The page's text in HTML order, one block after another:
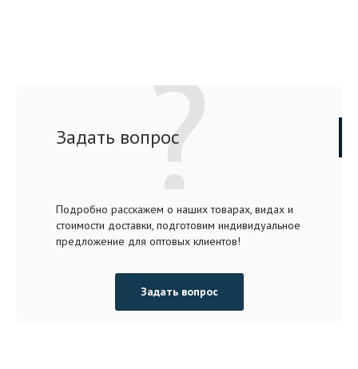
Задать вопрос
Подробно расскажем о наших товарах, видах и
стоимости доставки, подготовим индивидуальное
предложение для оптовых клиентов!
Задать вопрос